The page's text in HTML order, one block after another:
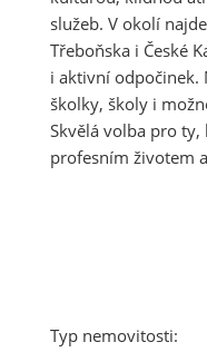
služeb. V okolí
Třeboňska i České
i aktivní odpočinek.
školky, školy i
Skvělá volba pro
profesním životem
Typ nemovitosti: